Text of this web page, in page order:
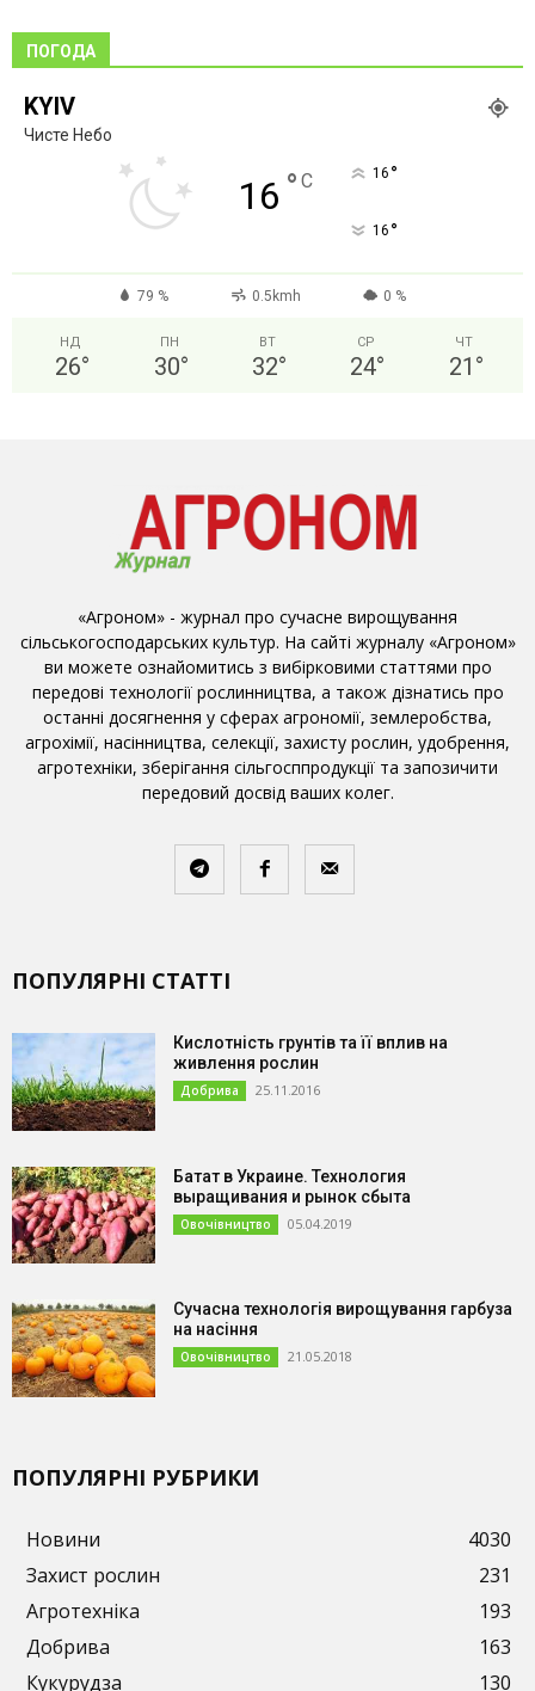
ПОГОДА
KYIV
Чисте Небо
16 ° C 16 °
16 °
79 % 0.5kmh 0 %
НД
26°
ПН
30°
ВТ
32°
СР
24°
ЧТ
21 °
«Агроном» - журнал про сучасне вирощування
сільськогосподарських культур. На сайті журналу «Агроном»
ви можете ознайомитись з вибірковими статтями про
передові технології рослинництва, а також дізнатись про
останні досягнення у сферах агрономії, землеробства,
агрохімії, насінництва, селекції, захисту рослин, удобрення,
агротехніки, зберігання сільгосппродукції та запозичити
передовий досвід ваших колег.
ПОПУЛЯРНІ СТАТТІ
Кислотність грунтів та її вплив на
живлення рослин
Добрива 25.11.2016
Батат в Украине. Технология
выращивания и рынок сбыта
Овочівництво 05.04.2019
Сучасна технологія вирощування гарбуза
на насіння
Овочівництво 21.05.2018
ПОПУЛЯРНІ РУБРИКИ
Новини
4030
Захист рослин
231
Агротехніка
193
Добрива
163
Кукурудза
130